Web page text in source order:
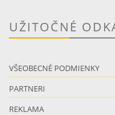
UŽITOČNÉ
VŠEOBECNÉ PODMIENKY
PARTNERI
REKLAMA